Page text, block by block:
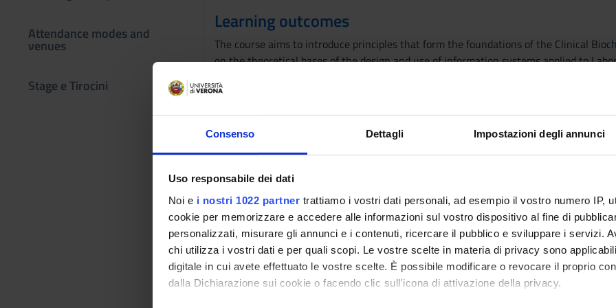
Consenso Dettagli Impostazioni degli annunci
Uso responsabile dei dati
Noi e i nostri 1022 partner trattiamo i vostri dati personali, ad esempio il vostro numero IP,
cookie per memorizzare e accedere alle informazioni sul vostro dispositivo al fine di
personalizzati, misurare gli annunci e i contenuti, ricercare il pubblico e sviluppare i servizi.
chi utilizza i vostri dati e per quali scopi. Le vostre scelte in materia di privacy sono
digitale in cui avete effettuato le vostre scelte. È possibile modificare o revocare il proprio
dalla Dichiarazione sui cookie o facendo clic sull'icona di attivazione della privacy.
Attendance modes and
venues
Stage e Tirocini
Learning outcomes
The course aims to introduce principles that form the foundations of the Clinical
on the theoretical bases of the design and use of information systems applied to
Laboratory Medicine test, of the most used Analytical Methodologies, of the
Analyzers, Clinical Biochemistry Analysis Techniques, Design and Development of
Information System). Knowledge of clinical biochemistry, biological sample,
Laboratory Medicine (Clinical Chemistry, Hematology and Coagulation, Protidology,
Mass Spectrometry).
Program
During the course students will aquire the following competences:
Provide the knowledge and skills concerning the organizational and management
in the field of laboratory medicine, also considering aspects related to the different
biological materials, types of Biochemical Analysis.
Students will develop the required skills in order to be autonomous in the following